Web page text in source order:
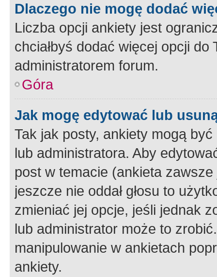
Dlaczego nie mogę dodać
Liczba opcji ankiety jest
chciałbyś dodać więcej opcji
administratorem forum.
Góra
Jak mogę edytować lub
Tak jak posty, ankiety mogą
lub administratora. Aby
post w temacie (ankieta
jeszcze nie oddał głosu to
zmieniać jej opcje, jeśli jednak
lub administrator może to
manipulowanie w ankietach
ankiety.